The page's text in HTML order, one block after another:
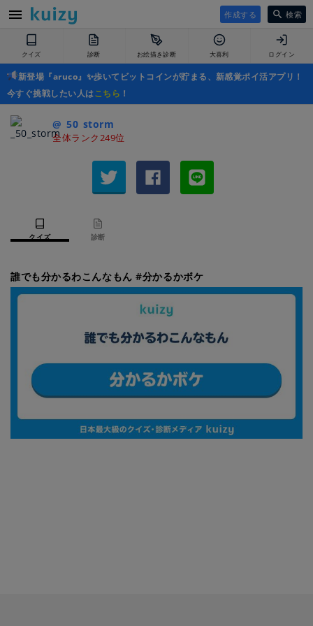
作成する 検索
クイズ 診断 お絵描き診断 大喜利 ログイン
新登場『aruco』✨歩いてビットコインが貯まる、新感覚ポイ活アプリ！
今すぐ挑戦したい人はこちら ！
@_50_storm
全体ランク249位
クイズ 診断
誰でも分かるわこんなもん #分かるかボケ